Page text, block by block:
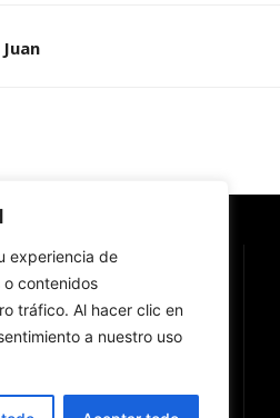
experiencia de
o contenidos
tráfico. Al hacer clic en
a nuestro uso
Juan
sobre la Iglesia católica y la